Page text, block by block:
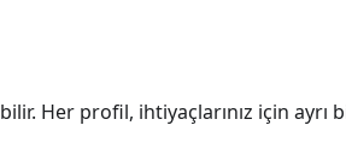
Her profil, ihtiyaçlarınız için ayrı